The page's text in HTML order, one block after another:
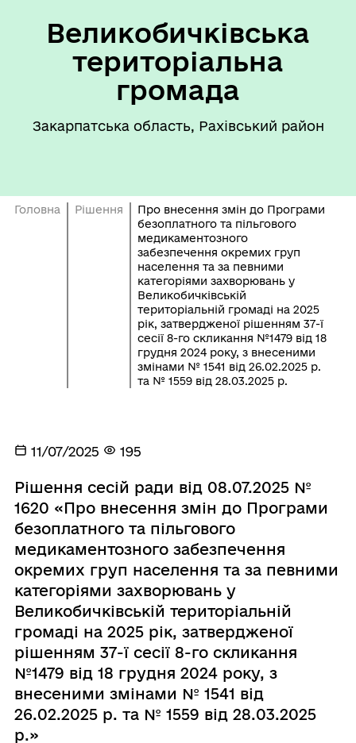
Великобичківська
територіальна
громада
Закарпатська область, Рахівський район
Головна Рішення
Про внесення змін до Програми
безоплатного та пільгового
медикаментозного
забезпечення окремих груп
населення та за певними
категоріями захворювань у
Великобичківській
територіальній громаді на 2025
рік, затвердженої рішенням 37-ї
сесії 8-го скликання №1479 від 18
грудня 2024 року, з внесеними
змінами № 1541 від 26.02.2025 р.
та № 1559 від 28.03.2025 р.
11/07/2025 195
Рішення сесій ради від 08.07.2025 №
1620 «Про внесення змін до Програми
безоплатного та пільгового
медикаментозного забезпечення
окремих груп населення та за певними
категоріями захворювань у
Великобичківській територіальній
громаді на 2025 рік, затвердженої
рішенням 37-ї сесії 8-го скликання
№1479 від 18 грудня 2024 року, з
внесеними змінами № 1541 від
26.02.2025 р. та № 1559 від 28.03.2025
р.»